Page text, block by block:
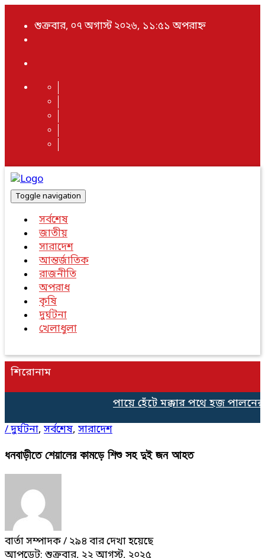
শুক্রবার, ০৭ অগাস্ট ২০২৬, ১১:৫১ অপরাহ্ন
Toggle navigation
সর্বশেষ
জাতীয়
সারাদেশ
আন্তর্জাতিক
রাজনীতি
অপরাধ
কৃষি
দুর্ঘটনা
খেলাধুলা
শিরোনাম
পায়ে হেঁটে মক্কার পথে হজ
/দুর্ঘটনা, সর্বশেষ, সারাদেশ
ধনবাড়ীতে শেয়ালের কামড়ে শিশু সহ দুই জন আহত
বার্তা সম্পাদক/ ২৯৪ বার দেখা হয়েছে
আপডেট: শুক্রবার, ২২ আগস্ট, ২০২৫